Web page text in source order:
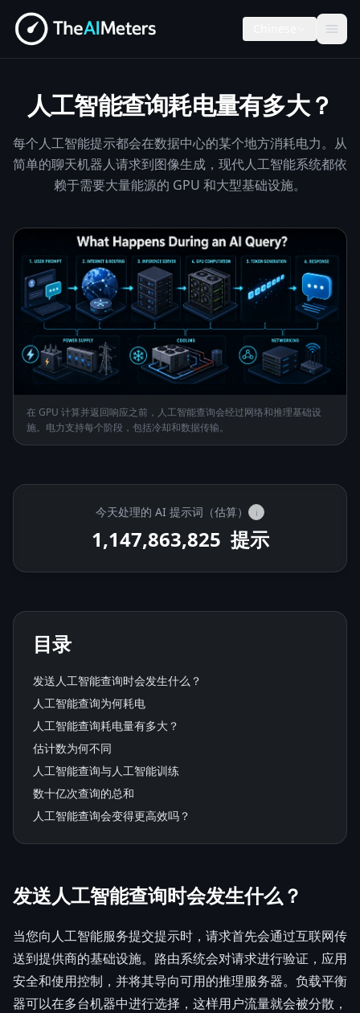
人工智能查询耗电量有多大？
每个人工智能提示都会在数据中心的某个地方消耗电力。从
简单的聊天机器人请求到图像生成，现代人工智能系统都依
赖于需要大量能源的 GPU 和大型基础设施。
在 GPU 计算并返回响应之前，人工智能查询会经过网络和推理基础设
施。电力支持每个阶段，包括冷却和数据传输。
今天处理的 AI 提示词（估算） i
1,147,880,500 提示
目录
发送人工智能查询时会发生什么？
人工智能查询为何耗电
人工智能查询耗电量有多大？
估计数为何不同
人工智能查询与人工智能训练
数十亿次查询的总和
人工智能查询会变得更高效吗？
发送人工智能查询时会发生什么？
当您向人工智能服务提交提示时，请求首先会通过互联网传
送到提供商的基础设施。路由系统会对请求进行验证，应用
安全和使用控制，并将其导向可用的推理服务器。负载平衡
器可以在多台机器中进行选择，这样用户流量就会被分散，